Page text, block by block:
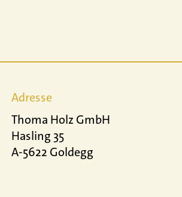
Adresse
Thoma Holz GmbH
Hasling 35
A-5622 Goldegg